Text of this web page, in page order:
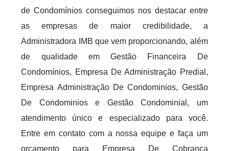
de Condomínios conseguimos nos destacar entre
as empresas de maior credibilidade, a
Administradora IMB que vem proporcionando, além
de qualidade em Gestão Financeira De
Condomínios, Empresa De Administração Predial,
Empresa Administração De Condominios, Gestão
De Condominios e Gestão Condominial, um
atendimento único e especializado para você.
Entre em contato com a nossa equipe e faça um
orçamento para Empresa De Cobrança